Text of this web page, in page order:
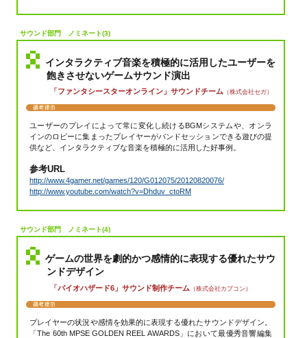
サウンド部門 ノミネート(3)
インタラクティブ音楽を積極的に活用したユーザーを
飽きさせないゲームサウンド演出
「ファンタシースターオンライン」サウンドチーム （株式会社セガ）
ユーザーのプレイによって常に変化し続けるBGMシステムや、オンラ
インのロビーに集まったプレイヤーがバンドセッションできる遊びの提
供など、インタラクティブな音楽を積極的に活用した好事例。
参考URL
http://www.4gamer.net/games/120/G012075/20120820076/
http://www.youtube.com/watch?v=Dhduv_ctoRM
サウンド部門 ノミネート(4)
ゲームの世界を劇的かつ感情的に表現する優れたサウ
ンドデザイン
「バイオハザード6」サウンド制作チーム （株式会社カプコン）
プレイヤーの状況や感情を効果的に表現する優れたサウンドデザイン。
「The 60th MPSE GOLDEN REEL AWARDS」において最優秀音響編集